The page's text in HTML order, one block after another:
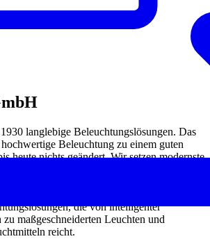
langlebige Beleuchtungslösungen. Das
Beleuchtung zu einem guten
heute nichts geändert. Wir setzen modernste
nachhaltige Beleuchtungslösungen ein.
Kunden, die Kosten, den Energieverbrauch
zu senken. Wir bieten eine große Palette
die von intelligenter
maßgeschneiderten Leuchten und
reicht.